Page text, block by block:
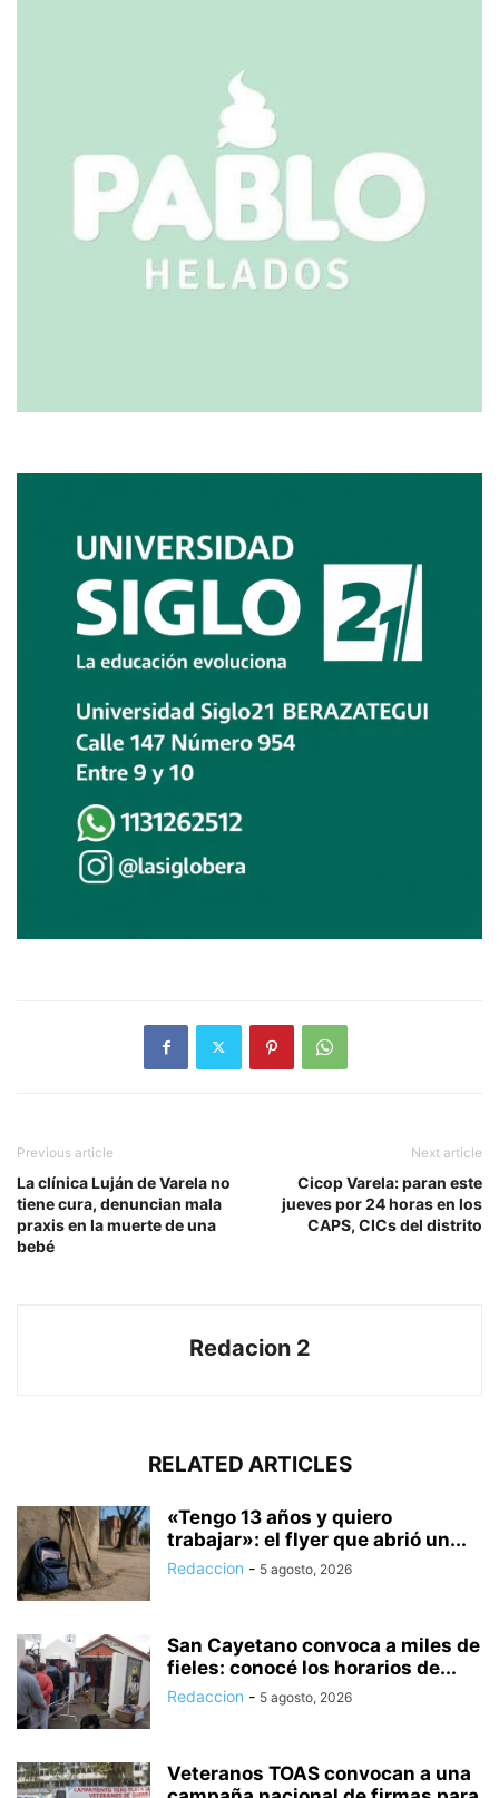
Previous article
La clínica Luján de Varela no
tiene cura, denuncian mala
praxis en la muerte de una
bebé
Next article
Cicop Varela: paran este
jueves por 24 horas en los
CAPS, CICs del distrito
Redacion 2
RELATED ARTICLES
«Tengo 13 años y quiero
trabajar»: el flyer que abrió un...
Redaccion - 5 agosto, 2026
San Cayetano convoca a miles de
fieles: conocé los horarios de...
Redaccion - 5 agosto, 2026
Veteranos TOAS convocan a una